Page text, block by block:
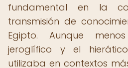
fundamental en la
transmisión de
Egipto. Aunque
jeroglífico y el
utilizaba en contextos